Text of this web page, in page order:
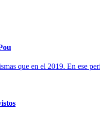
que en el 2019. En ese